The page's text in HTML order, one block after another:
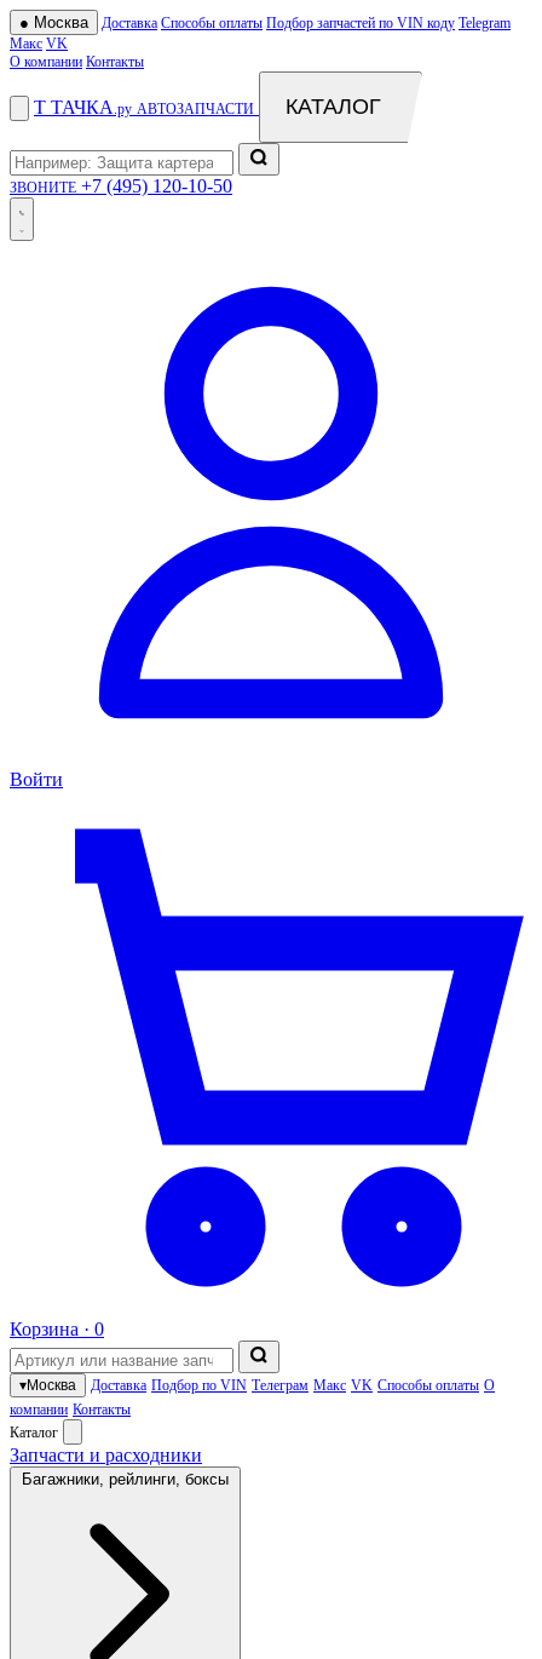
● Москва Доставка Способы оплаты Подбор запчастей по VIN коду Telegram
Макс VK
О компании Контакты
Т ТАЧКА .ру АВТОЗАПЧАСТИ КАТАЛОГ
ЗВОНИТЕ +7 (495) 120-10-50
Войти
Корзина · 0
▾Москва Доставка Подбор по VIN Телеграм Макс VK Способы оплаты О
компании Контакты
Каталог
Запчасти и расходники
Багажники, рейлинги, боксы